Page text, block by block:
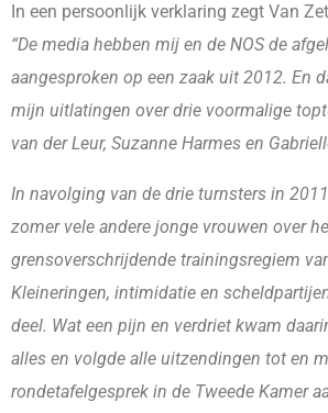
In een persoonlijk verklaring zegt Van
“De media hebben mij en de NOS de
aangesproken op een zaak uit 2012. En
mijn uitlatingen over drie voormalige
van der Leur, Suzanne Harmes en
In navolging van de drie turnsters in
zomer vele andere jonge vrouwen over
grensoverschrijdende trainingsregiem
Kleineringen, intimidatie en
deel. Wat een pijn en verdriet kwam
alles en volgde alle uitzendingen tot en
rondetafelgesprek in de Tweede Kamer